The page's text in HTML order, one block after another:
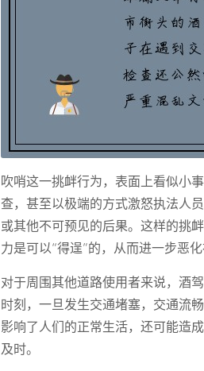
吹哨这一挑衅行为，表面上看似小
查，甚至以极端的方式激怒执法人
或其他不可预见的后果。这样的挑
力是可以“得逞”的，从而进一步恶化
对于周围其他道路使用者来说，酒
时刻，一旦发生交通堵塞，交通流
影响了人们的正常生活，还可能造
及时。